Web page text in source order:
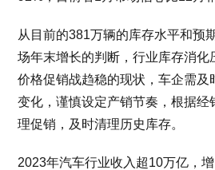
从目前的381万辆的库存水平和预
场年末增长的判断，行业库存消化
价格促销战趋稳的现状，车企需及
变化，谨慎设定产销节奏，根据经
理促销，及时清理历史库存。
2023年汽车行业收入超10万亿，